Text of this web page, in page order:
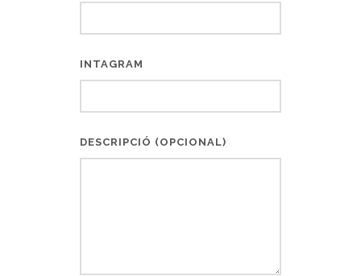
INTAGRAM
DESCRIPCIÓ (OPCIONAL)